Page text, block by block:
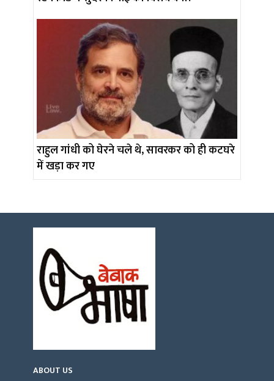
राहुल गांधी को घेरने चले थे, सावरकर को ही कटघरे
में खड़ा कर गए
ABOUT US